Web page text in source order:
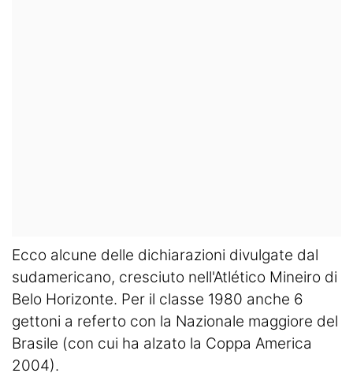
Ecco alcune delle dichiarazioni divulgate dal
sudamericano, cresciuto nell'Atlético Mineiro di
Belo Horizonte. Per il classe 1980 anche 6
gettoni a referto con la Nazionale maggiore del
Brasile (con cui ha alzato la Coppa America
2004).